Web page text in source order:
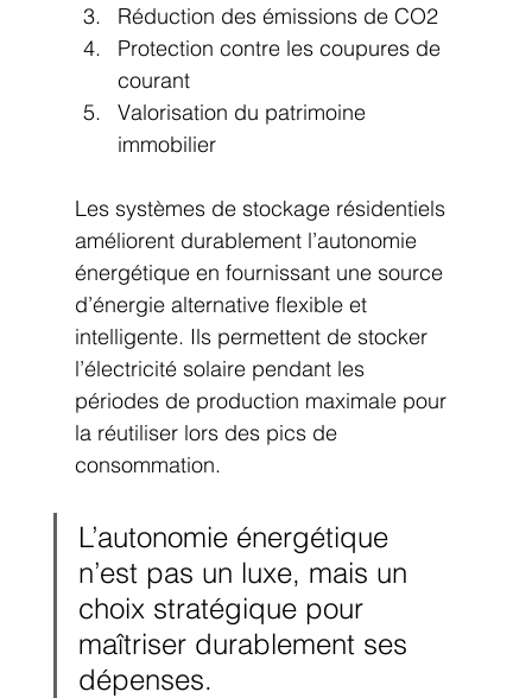
Réduction des émissions de CO2
Protection contre les coupures de
courant
Valorisation du patrimoine
immobilier
Les systèmes de stockage résidentiels
améliorent durablement l’autonomie
énergétique en fournissant une source
d’énergie alternative flexible et
intelligente. Ils permettent de stocker
l’électricité solaire pendant les
périodes de production maximale pour
la réutiliser lors des pics de
consommation.
L’autonomie énergétique
n’est pas un luxe, mais un
choix stratégique pour
maîtriser durablement ses
dépenses.